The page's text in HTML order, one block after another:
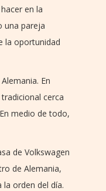
en la
una pareja
la oportunidad
En
cerca
medio de todo,
de Volkswagen
de Alemania,
orden del día.